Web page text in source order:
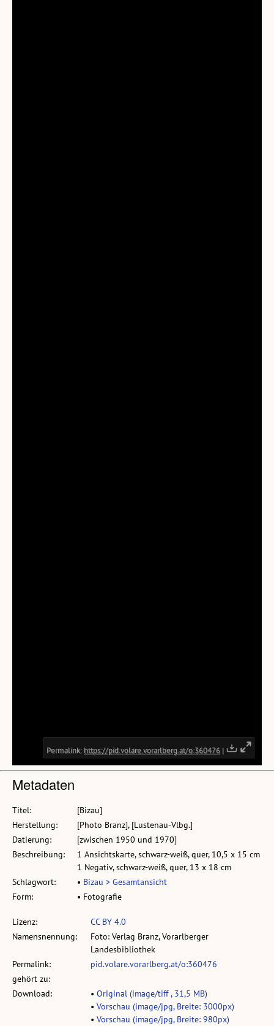
Metadaten
Titel:
[Bizau]
Herstellung:
[Photo Branz], [Lustenau-Vlbg.]
Datierung:
[zwischen 1950 und 1970]
Beschreibung:
1 Ansichtskarte, schwarz-weiß, quer, 10,5 x 15 cm
1 Negativ, schwarz-weiß, quer, 13 x 18 cm
Schlagwort:
• Bizau > Gesamtansicht
Form:
• Fotografie
Lizenz:
CC BY 4.0
Namensnennung:
Foto: Verlag Branz, Vorarlberger
Landesbibliothek
Permalink:
pid.volare.vorarlberg.at/o:360476
gehört zu:
Download:
• Original (image/tiff , 31,5 MB)
• Vorschau (image/jpg, Breite: 3000px)
• Vorschau (image/jpg, Breite: 980px)